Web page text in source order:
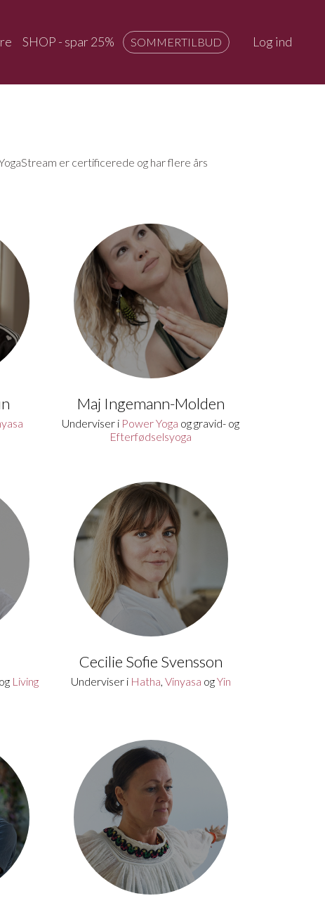
SHOP - spar 25% SOMMERTILBUD Log ind
er certificerede og har flere års
Maj Ingemann-Molden
Underviser i Power Yoga og gravid- og
Efterfødselsyoga
og Living
Cecilie Sofie Svensson
Underviser i Hatha, Vinyasa ogYin